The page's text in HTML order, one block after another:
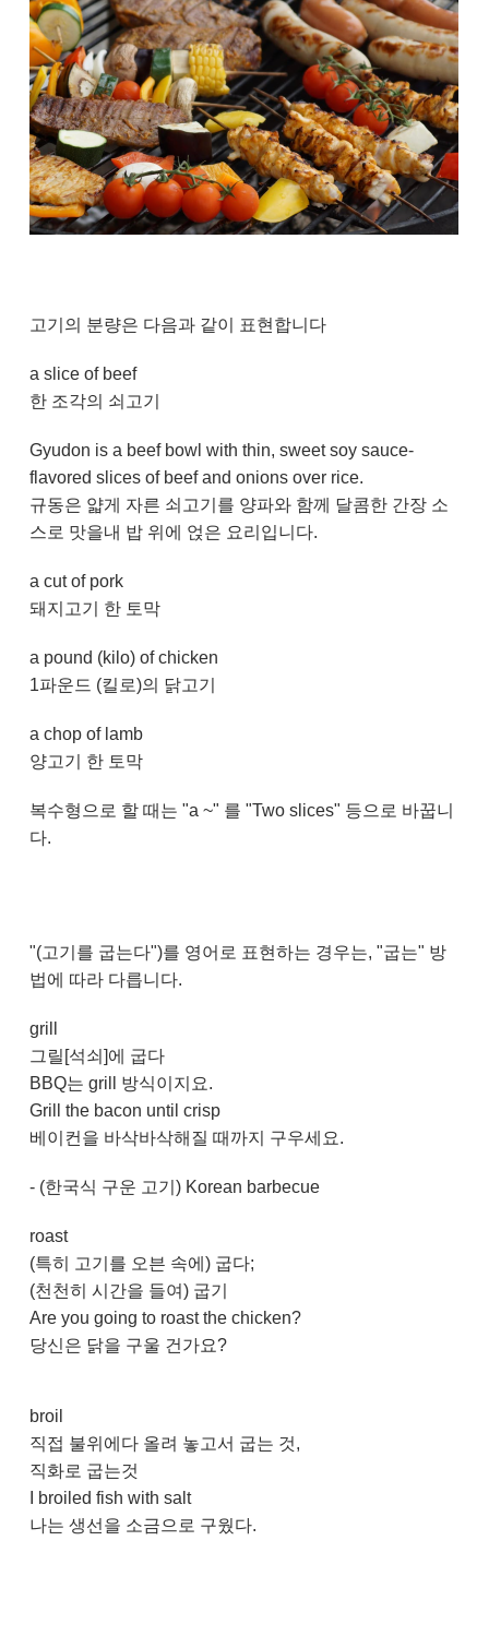
고기의 분량은 다음과 같이 표현합니다
a slice of beef
한 조각의 쇠고기
Gyudon is a beef bowl with thin, sweet soy sauce-
flavored slices of beef and onions over rice.
규동은 얇게 자른 쇠고기를 양파와 함께 달콤한 간장 소
스로 맛을내 밥 위에 얹은 요리입니다.
a cut of pork
돼지고기 한 토막
a pound (kilo) of chicken
1파운드 (킬로)의 닭고기
a chop of lamb
양고기 한 토막
복수형으로 할 때는 "a ~" 를 "Two slices" 등으로 바꿉니
다.
"(고기를 굽는다")를 영어로 표현하는 경우는, "굽는" 방
법에 따라 다릅니다.
grill
그릴[석쇠]에 굽다
BBQ는 grill 방식이지요.
Grill the bacon until crisp
베이컨을 바삭바삭해질 때까지 구우세요.
- (한국식 구운 고기) Korean barbecue
roast
(특히 고기를 오븐 속에) 굽다;
(천천히 시간을 들여) 굽기
Are you going to roast the chicken?
당신은 닭을 구울 건가요?
broil
직접 불위에다 올려 놓고서 굽는 것,
직화로 굽는것
I broiled fish with salt
나는 생선을 소금으로 구웠다.